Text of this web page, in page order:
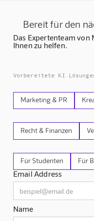
Bereit für den
Das Expertenteam von
Ihnen zu helfen.
Vorbereitete KI
Marketing & PR
Recht & Finanzen
Für Studenten Für
Email Address
Name